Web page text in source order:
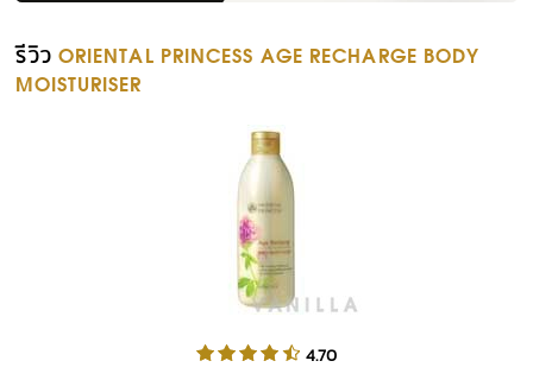
รีวิว ORIENTAL PRINCESS AGE RECHARGE BODY
MOISTURISER
4.70